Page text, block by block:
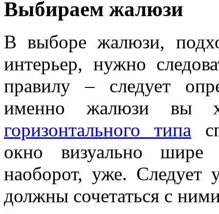
Выбираем жалюзи
В выборе жалюзи,
интерьер, нужно
правилу – следует
именно жалюзи вы
горизонтального типа
окно визуально
наоборот, уже. Следует
должны сочетаться с